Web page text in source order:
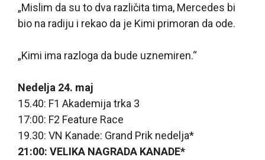
„Mislim da su to dva različita tima, Mercedes bi
bio na radiju i rekao da je Kimi primoran da ode.
„Kimi ima razloga da bude uznemiren.“
Nedelja 24. maj
15.40: F1 Akademija trka 3
17:00: F2 Feature Race
19.30: VN Kanade: Grand Prik nedelja*
21:00: VELIKA NAGRADA KANADE*